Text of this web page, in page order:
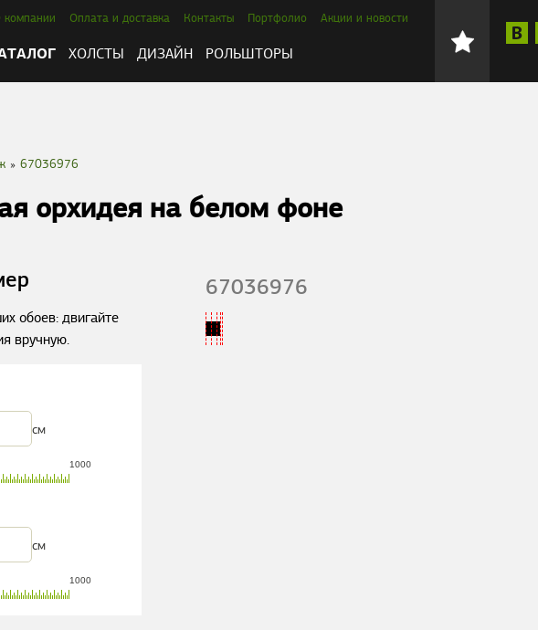
компании Оплата и доставка Контакты Портфолио Акции и новости
ХОЛСТЫ ДИЗАЙН РОЛЬШТОРЫ
» 67036976
орхидея на белом фоне
обоев: двигайте
вручную.
см
1000
см
1000
67036976